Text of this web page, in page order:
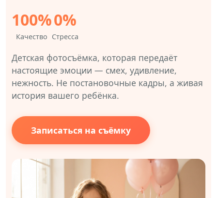
100%
Качество
0%
Стресса
Детская фотосъёмка, которая передаёт
настоящие эмоции — смех, удивление,
нежность. Не постановочные кадры, а живая
история вашего ребёнка.
Записаться на съёмку